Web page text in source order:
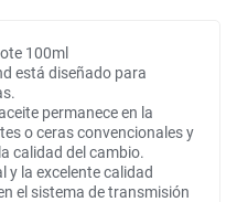
100ml
está diseñado para
permanece en la
o ceras convencionales y
calidad del cambio.
y la excelente calidad
el sistema de transmisión